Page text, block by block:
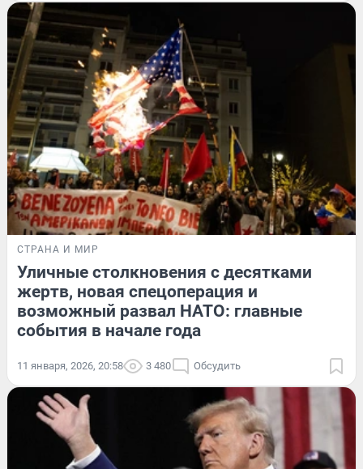
СТРАНА И МИР
Уличные столкновения с десятками
жертв, новая спецоперация и
возможный развал НАТО: главные
события в начале года
11 января, 2026, 20:58 3 480 Обсудить